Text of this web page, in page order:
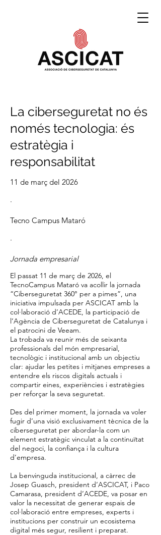
La ciberseguretat no és
només tecnologia: és
estratègia i
responsabilitat
11 de març del 2026
·
Tecno Campus Mataró
·
Jornada empresarial
El passat 11 de març de 2026, el
TecnoCampus Mataró va acollir la jornada
“Ciberseguretat 360° per a pimes”, una
iniciativa impulsada per ASCICAT amb la
col·laboració d’ACEDE, la participació de
l’Agència de Ciberseguretat de Catalunya i
el patrocini de Veeam.
La trobada va reunir més de seixanta
professionals del món empresarial,
tecnològic i institucional amb un objectiu
clar: ajudar les petites i mitjanes empreses a
entendre els riscos digitals actuals i
compartir eines, experiències i estratègies
per reforçar la seva seguretat.
Des del primer moment, la jornada va voler
fugir d’una visió exclusivament tècnica de la
ciberseguretat per abordar-la com un
element estratègic vinculat a la continuïtat
del negoci, la confiança i la cultura
d’empresa.
La benvinguda institucional, a càrrec de
Josep Guasch, president d’ASCICAT, i Paco
Camarasa, president d’ACEDE, va posar en
valor la necessitat de generar espais de
col·laboració entre empreses, experts i
institucions per construir un ecosistema
digital més segur, resilient i preparat.